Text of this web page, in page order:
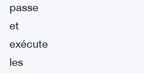
passe
et
exécute
les